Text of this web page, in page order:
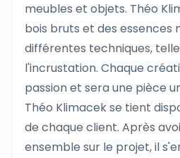
meubles et objets. Théo
bois bruts et des essences
différentes techniques,
l'incrustation. Chaque
passion et sera une pièce
Théo Klimacek se tient
de chaque client. Après
ensemble sur le projet, il